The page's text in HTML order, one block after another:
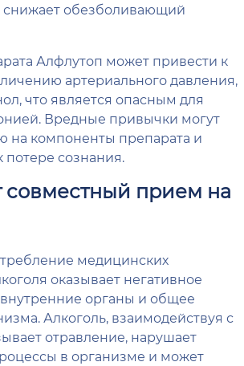
снижает обезболивающий
Алфлутоп может привести к
артериального давления,
что является опасным для
Вредные привычки могут
на компоненты препарата и
потере сознания.
совместный прием на
медицинских
оказывает негативное
органы и общее
Алкоголь, взаимодействуя с
отравление, нарушает
в организме и может